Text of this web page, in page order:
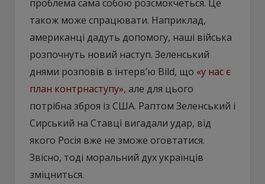
проблема сама собою розсмокчеться. Це
також може спрацювати. Наприклад,
американці дадуть допомогу, наші війська
розпочнуть новий наступ. Зеленський
днями розповів в інтерв’ю Bild, що «у нас є
план контрнаступу», але для цього
потрібна зброя із США. Раптом Зеленський і
Сирський на Ставці вигадали удар, від
якого Росія вже не зможе оговтатися.
Звісно, тоді моральний дух українців
зміцниться.